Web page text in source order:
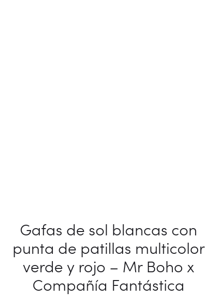
Gafas de sol blancas con
punta de patillas multicolor
verde y rojo – Mr Boho x
Compañía Fantástica